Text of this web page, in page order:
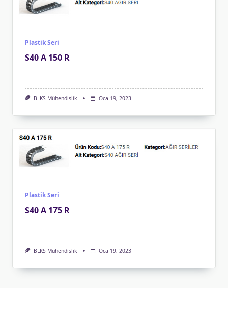
Plastik Seri
S40 A 150 R
BLKS Mühendislik Oca 19, 2023
Plastik Seri
S40 A 175 R
BLKS Mühendislik Oca 19, 2023